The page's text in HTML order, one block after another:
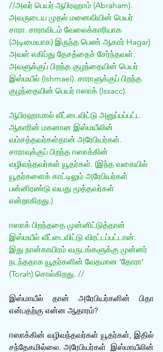
//அவர் பெயர் ஆபிரஹாம் (Abraham).
அவருடைய முதல் மனைவியின் பெயர்
சாரா. சாராவிடம் வேலைக்காரியாக
(அடிமையாக) இருந்த பெண் ஆகார் Hagar)
அவள் எகிப்து தேசத்தைச் சேர்ந்தவள்.
அவளுக்குப் பிறந்த குழந்தையின் பெயர்
இஸ்மயீல் (Ishmael). சாராளுக்குப் பிறந்த
குழந்தையின் பெயர் ஈஸாக் (Issacc).
ஆபிரஹாமால் வீட்டைவிட்டு அனுப்பப்பட்ட
ஆகாரின் மகனான இஸ்மயீலின்
வம்சத்தவர்கள்தான் அரேபியர்கள்.
சாராவுக்குப் பிறந்த ஈஸாக்கின்
வழிவந்தவர்கள் யூதர்கள். (இந்த வகையில்
யூதர்களைக் காட்டிலும் அரேபியர்கள்
பன்னிரண்டு வயது மூத்தவர்கள்
என்றாகிறது.)
ஈஸாக் பிறந்ததை முன்னிட்டுத்தான்
இஸ்மயீல் வீட்டைவிட்டு விரட்டப்பட்டான்.
இது நான்காயிரம் வருடங்களுக்கு முன்னர்
நடந்ததாக யூதர்களின் வேதமான ‘தோரா’
(Torah) சொல்கிறது. //
இஸ்மாயீல் தான் அரேபியர்களின் பிதா
என்பதற்கு என்ன ஆதாரம்?
ஈஸாக்கின் வழிவந்தவர்கள் யூதர்கள், இதில்
சந்தேகமில்லை. அரேபியர்கள்  இஸ்மாயீலின்